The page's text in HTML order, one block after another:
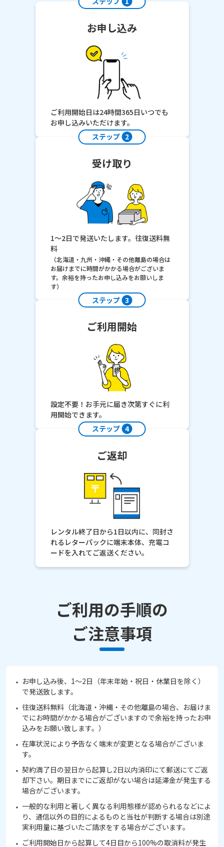
お申し込み
ご利用開始日は24時間365日いつでも
お申し込みいただけます。
ステップ 2
受け取り
1～2日で発送いたします。往復送料無
料
（北海道・九州・沖縄・その他離島の場合は
お届けまでに時間がかかる場合がございま
す。余裕を持ったお申し込みをお願いしま
す）
ステップ 3
ご利用開始
設定不要！お手元に届き次第すぐに利
用開始できます。
ステップ 4
ご返却
レンタル終了日から1日以内に、同封さ
れるレターパックに端末本体、充電コ
ードを入れてご返送ください。
ご利用の手順の
ご注意事項
お申し込み後、1～2日（年末年始・祝日・休業日を除く）
で発送致します。
往復送料無料（北海道・沖縄・その他離島の場合、お届けま
でにお時間がかかる場合がございますので余裕を持ったお申
込みをお願い致します。）
在庫状況により予告なく端末が変更となる場合がございま
す。
契約満了日の翌日から起算し2日以内消印にて郵送にてご返
却下さい。期日までにご返却がない場合は延滞金が発生する
場合がございます。
一般的な利用と著しく異なる利用態様が認められるなどによ
り、通信以外の目的によるものと当社が判断する場合は別途
実利用量に基づいたご請求をする場合がございます。
ご利用開始日から起算して4日目から100%の取消料が発生